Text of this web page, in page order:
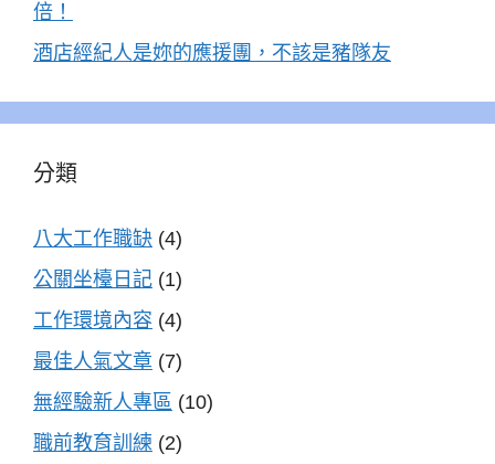
倍！
酒店經紀人是妳的應援團，不該是豬隊友
分類
八大工作職缺 (4)
公關坐檯日記 (1)
工作環境內容 (4)
最佳人氣文章 (7)
無經驗新人專區 (10)
職前教育訓練 (2)